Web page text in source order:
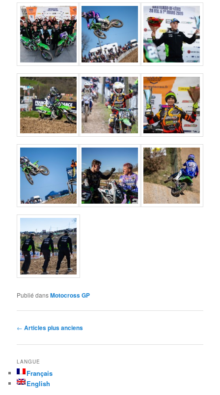
Publié dansMotocross GP
Navigation des articles
← Articles plus anciens
LANGUE
Français
English